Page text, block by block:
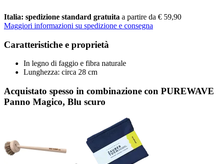
Italia: spedizione standard gratuita a partire da € 59,90
Maggiori informazioni su spedizione e consegna
Caratteristiche e proprietà
In legno di faggio e fibra naturale
Lunghezza: circa 28 cm
Acquistato spesso in combinazione con PUREWAVE
Panno Magico, Blu scuro